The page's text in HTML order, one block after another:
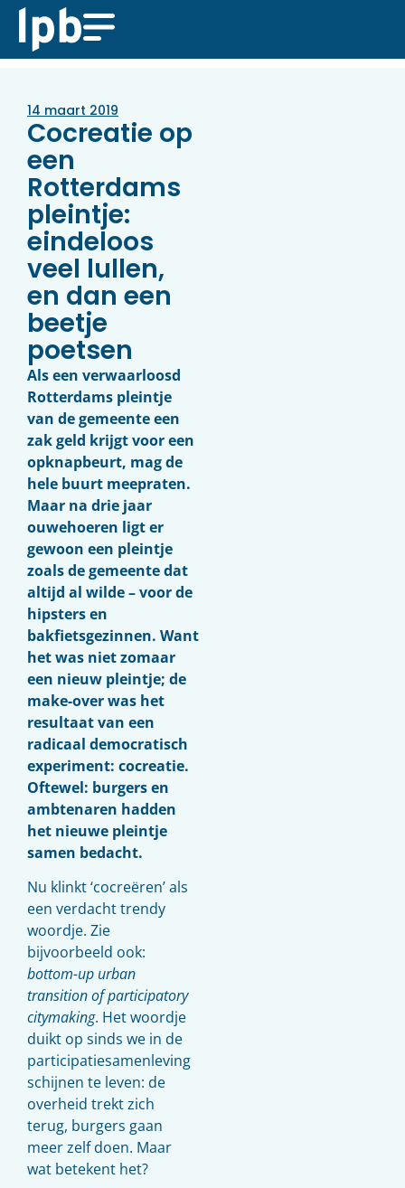
14 maart 2019
Cocreatie op
een
Rotterdams
pleintje:
eindeloos
veel lullen,
en dan een
beetje
poetsen
Als een verwaarloosd
Rotterdams pleintje
van de gemeente een
zak geld krijgt voor een
opknapbeurt, mag de
hele buurt meepraten.
Maar na drie jaar
ouwehoeren ligt er
gewoon een pleintje
zoals de gemeente dat
altijd al wilde – voor de
hipsters en
bakfietsgezinnen. Want
het was niet zomaar
een nieuw pleintje; de
make-over was het
resultaat van een
radicaal democratisch
experiment: cocreatie.
Oftewel: burgers en
ambtenaren hadden
het nieuwe pleintje
samen bedacht.
Nu klinkt ‘cocreëren’ als
een verdacht trendy
woordje. Zie
bijvoorbeeld ook:
bottom-up urban
transition of participatory
citymaking. Het woordje
duikt op sinds we in de
participatiesamenleving
schijnen te leven: de
overheid trekt zich
terug, burgers gaan
meer zelf doen. Maar
wat betekent het?